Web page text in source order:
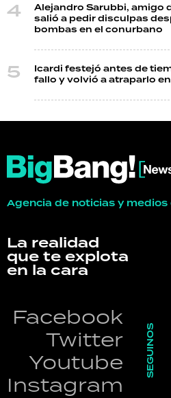
Alejandro Sarubbi, amigo
salió a pedir disculpas
bombas en el conurbano
Icardi festejó antes de
fallo y volvió a atraparlo
Agencia de noticias y
La realidad
que te explota
en la cara
Facebook
Twitter
Youtube
Instagram
SEGUINOS